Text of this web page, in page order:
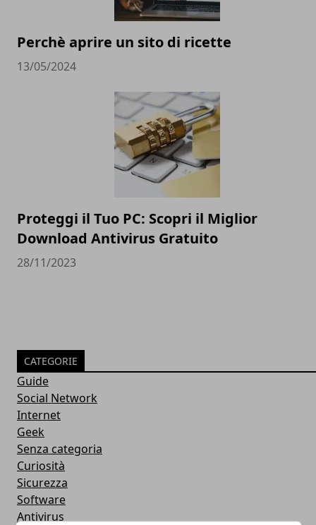
Perchè aprire un sito di ricette
13/05/2024
Proteggi il Tuo PC: Scopri il Miglior
Download Antivirus Gratuito
28/11/2023
CATEGORIE
Guide
Social Network
Internet
Geek
Senza categoria
Curiosità
Sicurezza
Software
Antivirus